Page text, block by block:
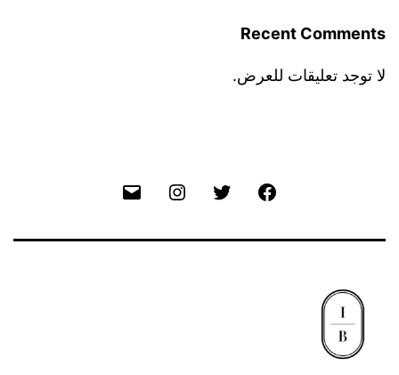
Recent Comments
لا توجد تعليقات للعرض.
Facebook
Twitter
Instagram